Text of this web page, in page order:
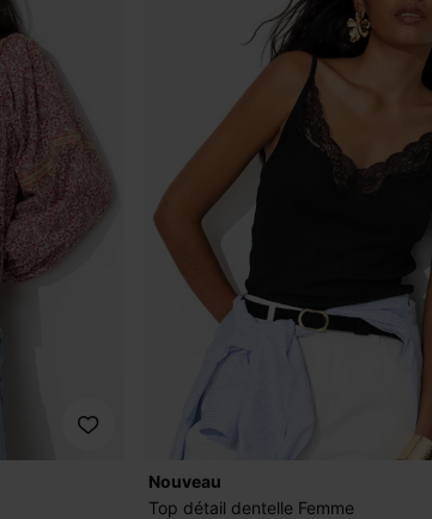
nouveau
Top détail dentelle Femme